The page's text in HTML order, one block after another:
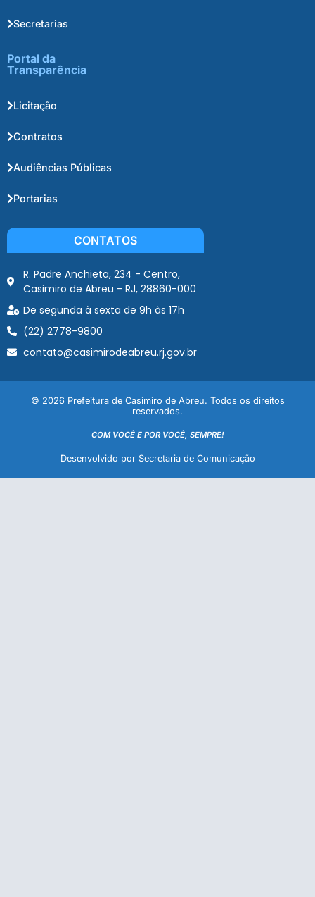
Secretarias
Portal da
Transparência
Licitação
Contratos
Audiências Públicas
Portarias
CONTATOS
R. Padre Anchieta, 234 - Centro,
Casimiro de Abreu - RJ, 28860-000
De segunda à sexta de 9h às 17h
(22) 2778-9800
contato@casimirodeabreu.rj.gov.br
© 2026 Prefeitura de Casimiro de Abreu. Todos os direitos
reservados.
COM VOCÊ E POR VOCÊ, SEMPRE!
Desenvolvido por Secretaria de Comunicação